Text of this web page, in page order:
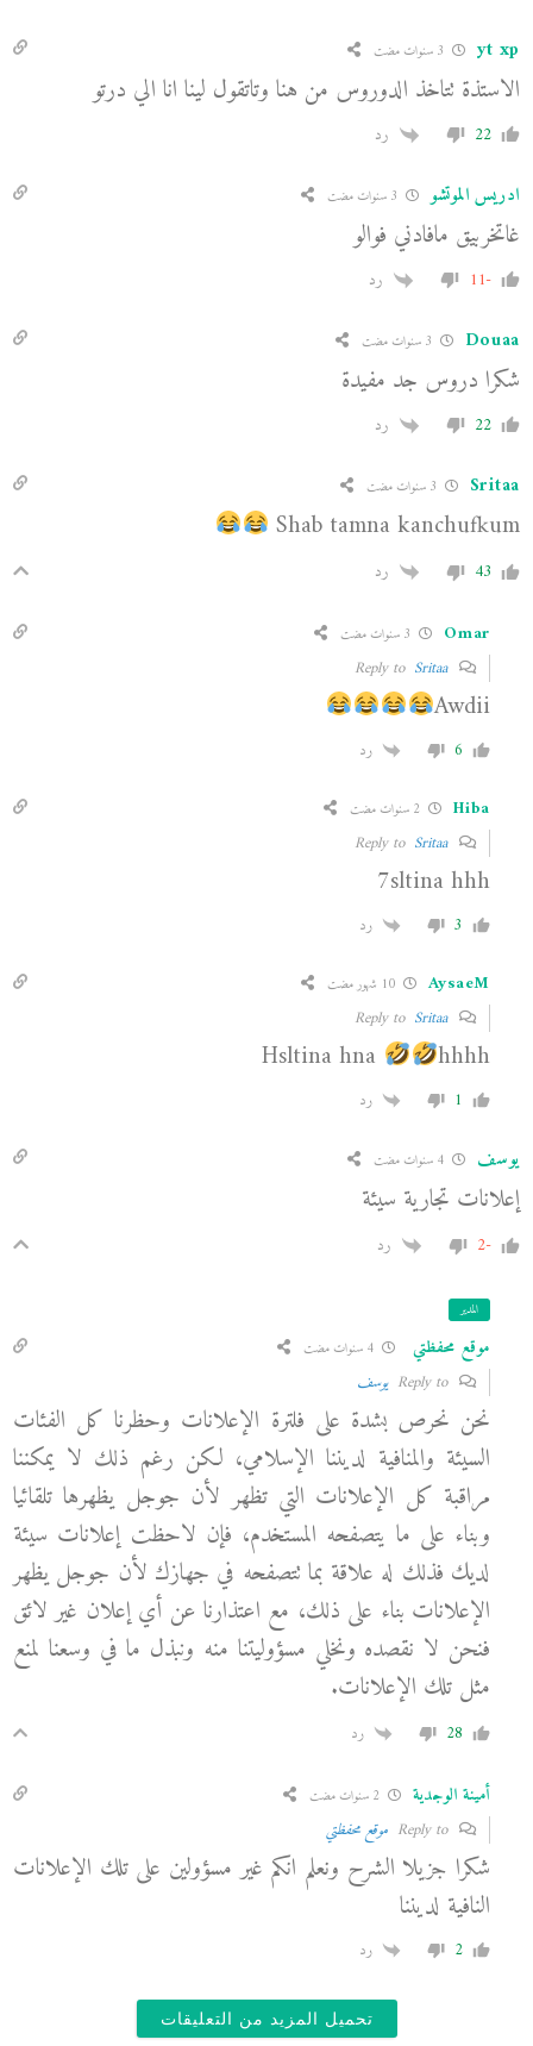
yt xp
الاستذة تتاخذ الدوروس من هنا وتاتقول لينا انا الي درتو
22 رد
ادريس الموتشو
غاتخربيق مافادني فوالو
-11 رد
Douaa
شكرا دروس جد مفيدة
22 رد
Sritaa
Shab tamna kanchufkum
43 رد
Omar
Reply to
Sritaa
Awdii
6 رد
Hiba
Reply to
Sritaa
7sltina hhh
3 رد
AysaeM 10 شهور مضت
Reply to
Sritaa
Hsltina hna hhhh
1 رد
يوسف
إعلانات تجارية سيئة
-2 رد
المدير
موقع محفظتي
Reply to يوسف
نحن نحرص بشدة على فلترة الإعلانات وحظرنا كل الفئات
السيئة والمنافية لديننا الإسلامي، لكن رغم ذلك لا يمكننا
مراقبة كل الإعلانات التي تظهر لأن جوجل يظهرها تلقائيا
وبناء على ما يتصفحه المستخدم، فإن لاحظت إعلانات سيئة
لديك فذلك له علاقة بما تتصفحه في جهازك لأن جوجل يظهر
الإعلانات بناء على ذلك، مع اعتذارنا عن أي إعلان غير لائق
فنحن لا نقصده ونخلي مسؤوليتنا منه ونبذل ما في وسعنا لمنع
مثل تلك الإعلانات.
28 رد
أمينة الوجدية
Reply to موقع محفظتي
شكرا جزيلا الشرح ونعلم انكم غير مسؤولين على تلك الإعلانات
النافية لديننا
2 رد
تحميل المزيد من التعليقات